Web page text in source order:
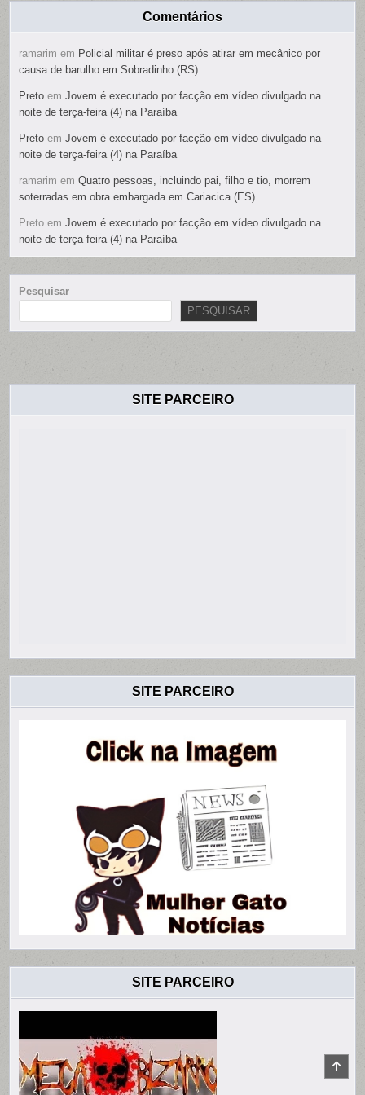
Comentários
ramarim em Policial militar é preso após atirar em mecânico por
causa de barulho em Sobradinho (RS)
Preto emJovem é executado por facção em vídeo divulgado na
noite de terça-feira (4) na Paraíba
Preto emJovem é executado por facção em vídeo divulgado na
noite de terça-feira (4) na Paraíba
ramarim emQuatro pessoas, incluindo pai, filho e tio, morrem
soterradas em obra embargada em Cariacica (ES)
Preto emJovem é executado por facção em vídeo divulgado na
noite de terça-feira (4) na Paraíba
Pesquisar
PESQUISAR
SITE PARCEIRO
SITE PARCEIRO
SITE PARCEIRO
TO